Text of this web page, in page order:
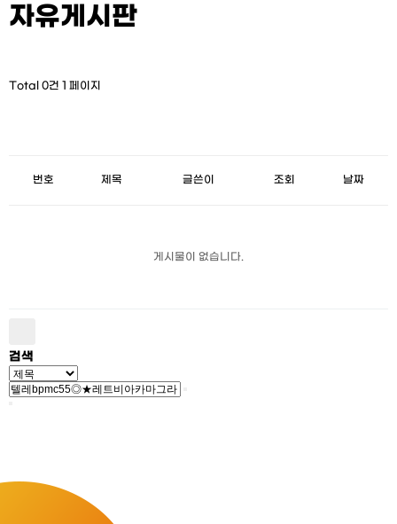
자유게시판
Total 0건 1 페이지
번호 제목 글쓴이 조회 날짜
게시물이 없습니다.
검색